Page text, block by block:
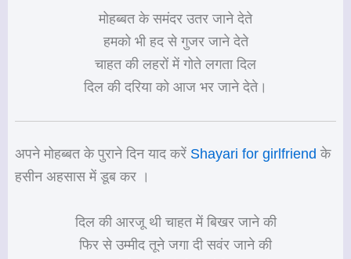
मोहब्बत के समंदर उतर जाने देते
हमको भी हद से गुजर जाने देते
चाहत की लहरों में गोते लगता दिल
दिल की दरिया को आज भर जाने देते।
अपने मोहब्बत के पुराने दिन याद करें Shayari for girlfriend के
हसीन अहसास में डूब कर ।
दिल की आरजू थी चाहत में बिखर जाने की
फिर से उम्मीद तूने जगा दी सवंर जाने की